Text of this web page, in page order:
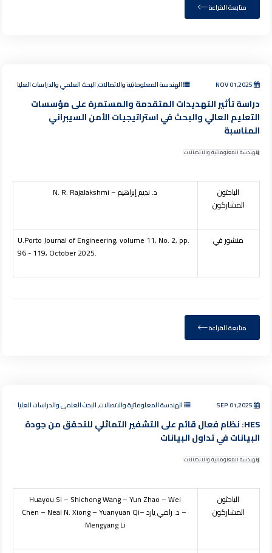
متابعة القراءة
الهندسة المعلوماتية والاتصالات, البحث العلمي والدراسات العليا
دراسة تأثير التهديدات المتقدمة والمستمرة على مؤسسات
التعليم العالي والبحث في استراتيجيات الأمن السيبراني
المناسبة
الهندسة المعلوماتية والاتصالات
الباحثون
المشاركون
د. نديم إبراهيم –N. R. Rajalakshmi
منشور في
U.Porto Journal of Engineering, volume 11, No. 2, pp.
96 - 119, October 2025.
متابعة القراءة
الهندسة المعلوماتية والاتصالات, البحث العلمي والدراسات العليا
HES: نظام فعال قائم على التشفير التماثلي للتحقق من جودة
البيانات في تداول البيانات
الهندسة المعلوماتية والاتصالات
الباحثون
المشاركون
Huayou Si– Shichong Wang–Yun Zhao–Wei
Chen– Neal N. Xiong–Yuanyuan Qi– د. رامي يارد –
Mengyang Li